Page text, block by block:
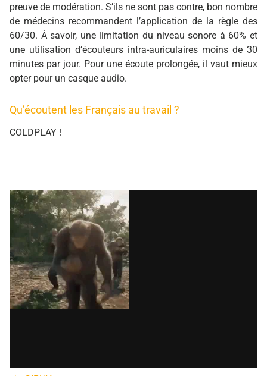
preuve de modération. S’ils ne sont pas contre, bon nombre
de médecins recommandent l’application de la règle des
60/30. À savoir, une limitation du niveau sonore à 60% et
une utilisation d’écouteurs intra-auriculaires moins de 30
minutes par jour. Pour une écoute prolongée, il vaut mieux
opter pour un casque audio.
Qu’écoutent les Français au travail ?
COLDPLAY !